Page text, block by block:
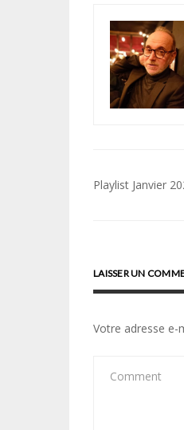
Playlist Janvier
LAISSER UN
Votre adresse e-